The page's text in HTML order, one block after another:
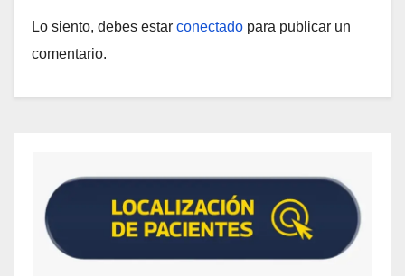
Lo siento, debes estar conectado para publicar un
comentario.